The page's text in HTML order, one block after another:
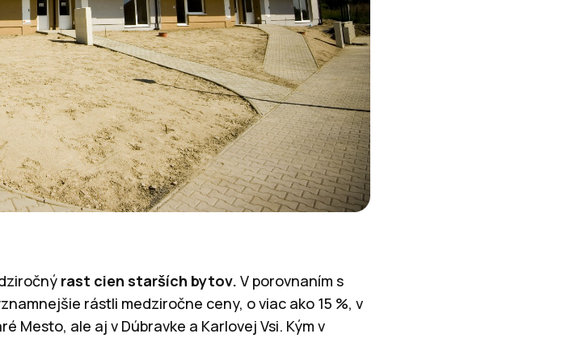
rast cien starších bytov. V porovnaním s
rástli medziročne ceny, o viac ako 15 %, v
Mesto, ale aj v Dúbravke a Karlovej Vsi. Kým v